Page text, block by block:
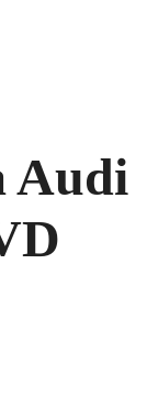
Audi